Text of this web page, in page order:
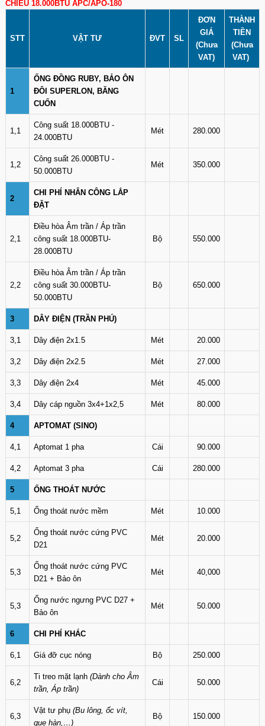
CHIỀU 18.000BTU APC/APO-180
STT VẬT TƯ ĐVT SL
ĐƠN
GIÁ
(Chưa
VAT)
THÀNH
TIỀN
(Chưa
VAT)
1
ỐNG ĐỒNG RUBY, BẢO ÔN
ĐÔI SUPERLON, BĂNG
CUỐN
1,1
Công suất 18.000BTU -
24.000BTU
Mét 280.000
1,2
Công suất 26.000BTU -
50.000BTU
Mét 350.000
2
CHI PHÍ NHÂN CÔNG LẮP
ĐẶT
2,1
Điều hòa Âm trần / Áp trần
công suất 18.000BTU-
28.000BTU
Bộ 550.000
2,2
Điều hòa Âm trần / Áp trần
công suất 30.000BTU-
50.000BTU
Bộ 650.000
3 DÂY ĐIỆN (TRẦN PHÚ)
3,1 Dây điện 2x1.5 Mét 20.000
3,2 Dây điện 2x2.5 Mét 27.000
3,3 Dây điện 2x4 Mét 45.000
3,4 Dây cáp nguồn 3x4+1x2,5 Mét 80.000
4 APTOMAT (SINO)
4,1 Aptomat 1 pha Cái 90.000
4,2 Aptomat 3 pha Cái 280.000
5 ỐNG THOÁT NƯỚC
5,1 Ống thoát nước mềm Mét 10.000
5,2
Ống thoát nước cứng PVC
D21
Mét 20.000
5,3
Ống thoát nước cứng PVC
D21 + Bảo ôn
Mét 40,000
5,3
Ống nước ngưng PVC D27 +
Bảo ôn
Mét 50.000
6 CHI PHÍ KHÁC
6,1 Giá đỡ cục nóng Bộ 250.000
6,2
Ti treo mặt lạnh (Dành cho Âm
trần, Áp trần)
Cái 50.000
6,3
Vật tư phụ (Bu lông, ốc vít,
que hàn,…)
Bộ 150.000